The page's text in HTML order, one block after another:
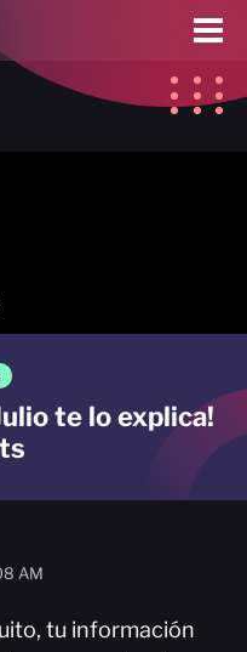
te lo explica!
AM
tu información